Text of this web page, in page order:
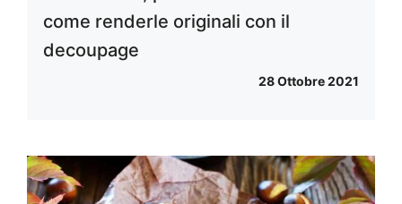
come renderle originali con il
decoupage
28 Ottobre 2021